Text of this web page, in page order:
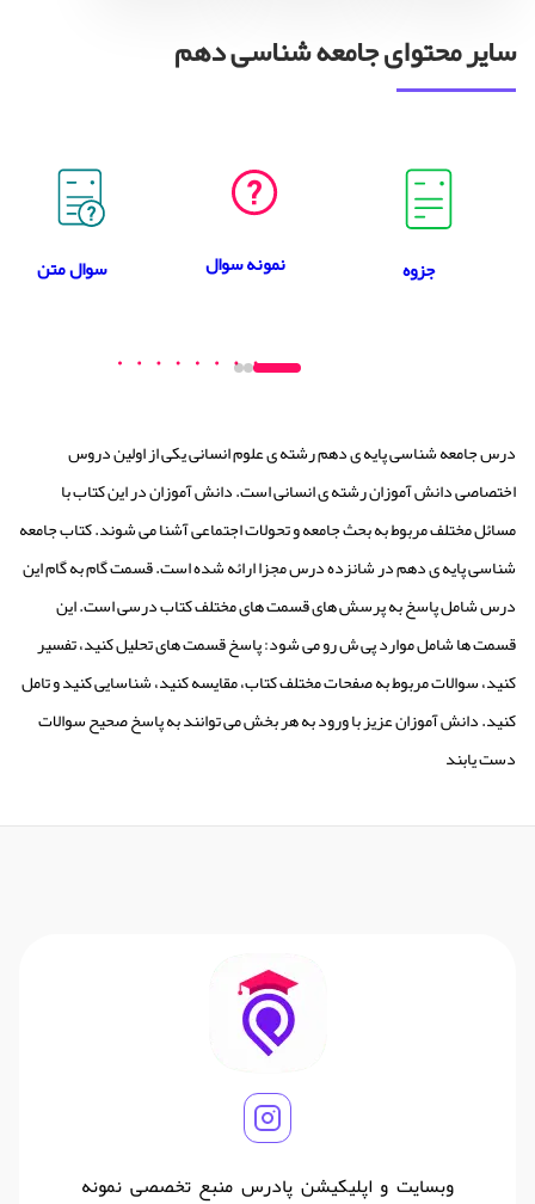
سایر محتوای جامعه شناسی دهم
جزوه نمونه سوال سوال متن
درس جامعه شناسی پایه ی دهم رشته ی علوم انسانی یکی از اولین دروس
اختصاصی دانش آموزان رشته ی انسانی است. دانش آموزان در این کتاب با
مسائل مختلف مربوط به بحث جامعه و تحولات اجتماعی آشنا می شوند. کتاب جامعه
شناسی پایه ی دهم در شانزده درس مجزا ارائه شده است. قسمت گام به گام این
درس شامل پاسخ به پرسش های قسمت های مختلف کتاب درسی است. این
قسمت ها شامل موارد پی ش رو می شود: پاسخ قسمت های تحلیل کنید، تفسیر
کنید، سوالات مربوط به صفحات مختلف کتاب، مقایسه کنید، شناسایی کنید و تامل
کنید. دانش آموزان عزیز با ورود به هر بخش می توانند به پاسخ صحیح سوالات
دست یابند
وبسایت و اپلیکیشن پادرس منبع تخصصی نمونه